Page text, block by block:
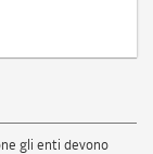
gli enti devono